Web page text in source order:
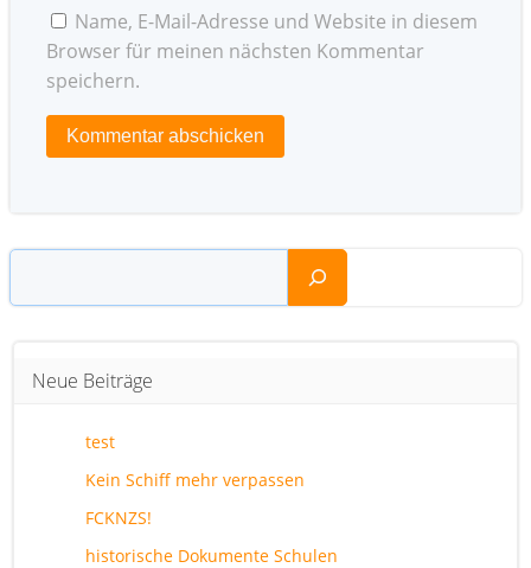
Name, E-Mail-Adresse und Website in diesem
Browser für meinen nächsten Kommentar
speichern.
Suchen
Neue Beiträge
test
Kein Schiff mehr verpassen
FCKNZS!
historische Dokumente Schulen